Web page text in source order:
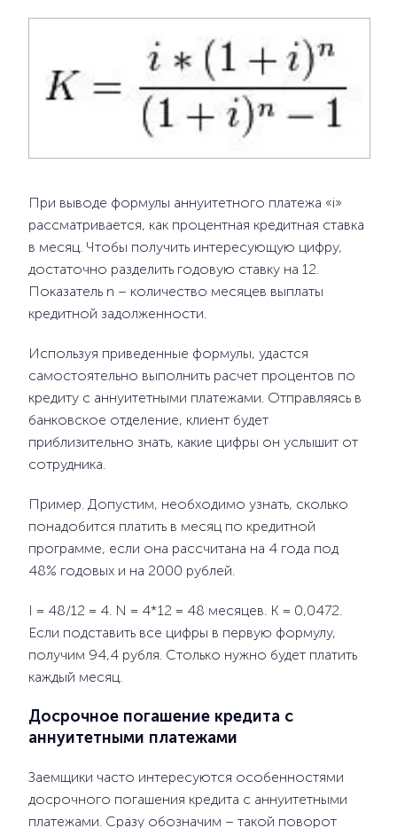
При выводе формулы аннуитетного платежа «i»
рассматривается, как процентная кредитная ставка
в месяц. Чтобы получить интересующую цифру,
достаточно разделить годовую ставку на 12.
Показатель n – количество месяцев выплаты
кредитной задолженности.
Используя приведенные формулы, удастся
самостоятельно выполнить расчет процентов по
кредиту с аннуитетными платежами. Отправляясь в
банковское отделение, клиент будет
приблизительно знать, какие цифры он услышит от
сотрудника.
Пример. Допустим, необходимо узнать, сколько
понадобится платить в месяц по кредитной
программе, если она рассчитана на 4 года под
48% годовых и на 2000 рублей.
I = 48/12 = 4. N = 4*12 = 48 месяцев. К = 0,0472.
Если подставить все цифры в первую формулу,
получим 94,4 рубля. Столько нужно будет платить
каждый месяц.
Досрочное погашение кредита с
аннуитетными платежами
Заемщики часто интересуются особенностями
досрочного погашения кредита с аннуитетными
платежами. Сразу обозначим – такой поворот